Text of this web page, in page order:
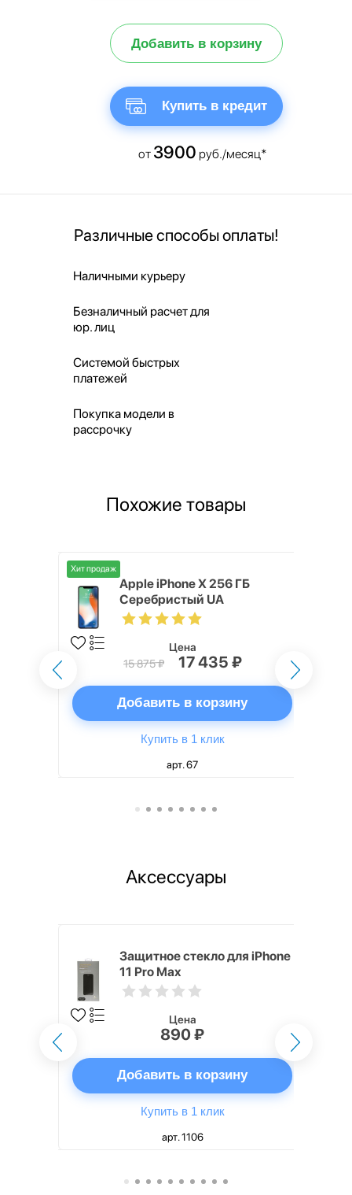
Добавить в корзину
Купить в кредит
от 3900 руб./месяц*
Различные способы оплаты!
Наличными курьеру
Безналичный расчет для
юр. лиц
Системой быстрых
платежей
Покупка модели в
рассрочку
Похожие товары
Хит продаж
Apple iPhone X 256 ГБ
Серебристый UA
Цена
15 875 ₽
17 435 ₽
Добавить в корзину
Купить в 1 клик
арт. 67
Аксессуары
Защитное стекло для iPhone
11 Pro Max
Цена
890 ₽
Добавить в корзину
Купить в 1 клик
арт. 1106